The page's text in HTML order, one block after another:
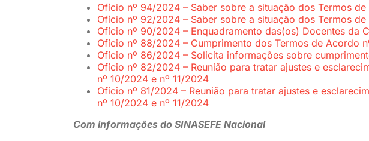
Ofício nº 94/2024 – Saber sobre a situação dos Termos
Ofício nº 92/2024 – Saber sobre a situação dos Termos
Ofício nº 90/2024 – Enquadramento das(os) Docentes da
Ofício nº 88/2024 – Cumprimento dos Termos de Acordo
Ofício nº 86/2024 – Solicita informações sobre
Ofício nº 82/2024 – Reunião para tratar ajustes e
nº 10/2024 e nº 11/2024
Ofício nº 81/2024 – Reunião para tratar ajustes e
nº 10/2024 e nº 11/2024
Com informações do SINASEFE Nacional